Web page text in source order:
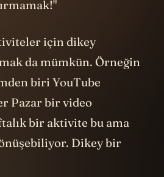
için dikey
da mümkün. Örneğin
biri YouTube
Pazar bir video
bir aktivite bu ama
Dikey bir